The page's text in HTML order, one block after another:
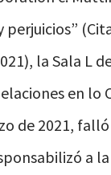
perjuicios”
la Sala L
en lo
de 2021,
a